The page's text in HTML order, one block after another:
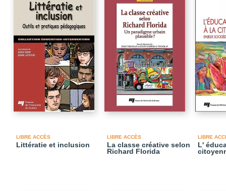
LIBRE ACCÈS
Littératie et inclusion
LIBRE ACCÈS
La classe créative selon
Richard Florida
LIBRE
L'